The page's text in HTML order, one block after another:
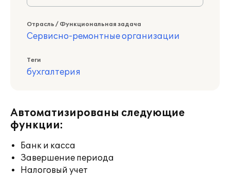
Отрасль / Функциональная задача
Сервисно-ремонтные организации
Теги
бухгалтерия
Автоматизированы следующие
функции:
Банк и касса
Завершение периода
Налоговый учет